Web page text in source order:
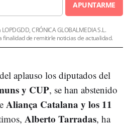
APUNTARME
CRÓNICA GLOBALMEDIA S.L.
finalidad de remitirle noticias de actualidad.
aplauso los diputados del
y CUP, se han abstenido
Aliança Catalana y los 11
Alberto Tarradas, ha